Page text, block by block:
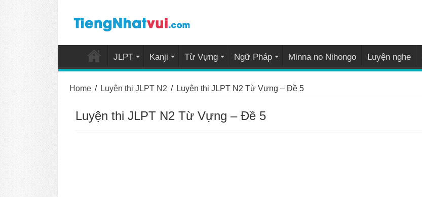
JLPT Kanji Từ Vựng Ngữ Pháp Minna no Nihongo Luyện nghe
Home / Luyện thi JLPT N2 / Luyện thi JLPT N2 Từ Vựng – Đề 5
Luyện thi JLPT N2 Từ Vựng – Đề 5